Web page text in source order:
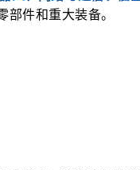
件和重大装备。